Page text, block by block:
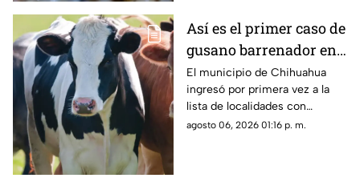
Así es el primer caso de
gusano barrenador en
Chihuahua capital;
contagios suben a 89 en
la entidad
El municipio de Chihuahua
ingresó por primera vez a la
lista de localidades con
presencia de gusano
agosto 06, 2026 01:16 p. m.